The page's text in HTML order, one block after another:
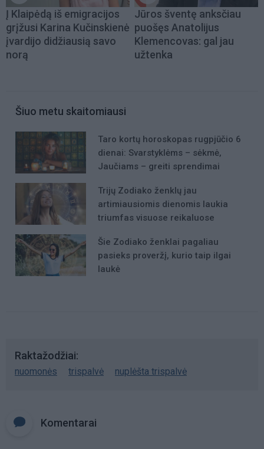
Į Klaipėdą iš emigracijos
grįžusi Karina Kučinskienė
įvardijo didžiausią savo
norą
Jūros šventę anksčiau
puošęs Anatolijus
Klemencovas: gal jau
užtenka
Šiuo metu skaitomiausi
Taro kortų horoskopas rugpjūčio 6
dienai: Svarstyklėms – sėkmė,
Jaučiams – greiti sprendimai
Trijų Zodiako ženklų jau
artimiausiomis dienomis laukia
triumfas visuose reikaluose
Šie Zodiako ženklai pagaliau
pasieks proveržį, kurio taip ilgai
laukė
Raktažodžiai
nuomonės trispalvė nuplėšta trispalvė
Komentarai